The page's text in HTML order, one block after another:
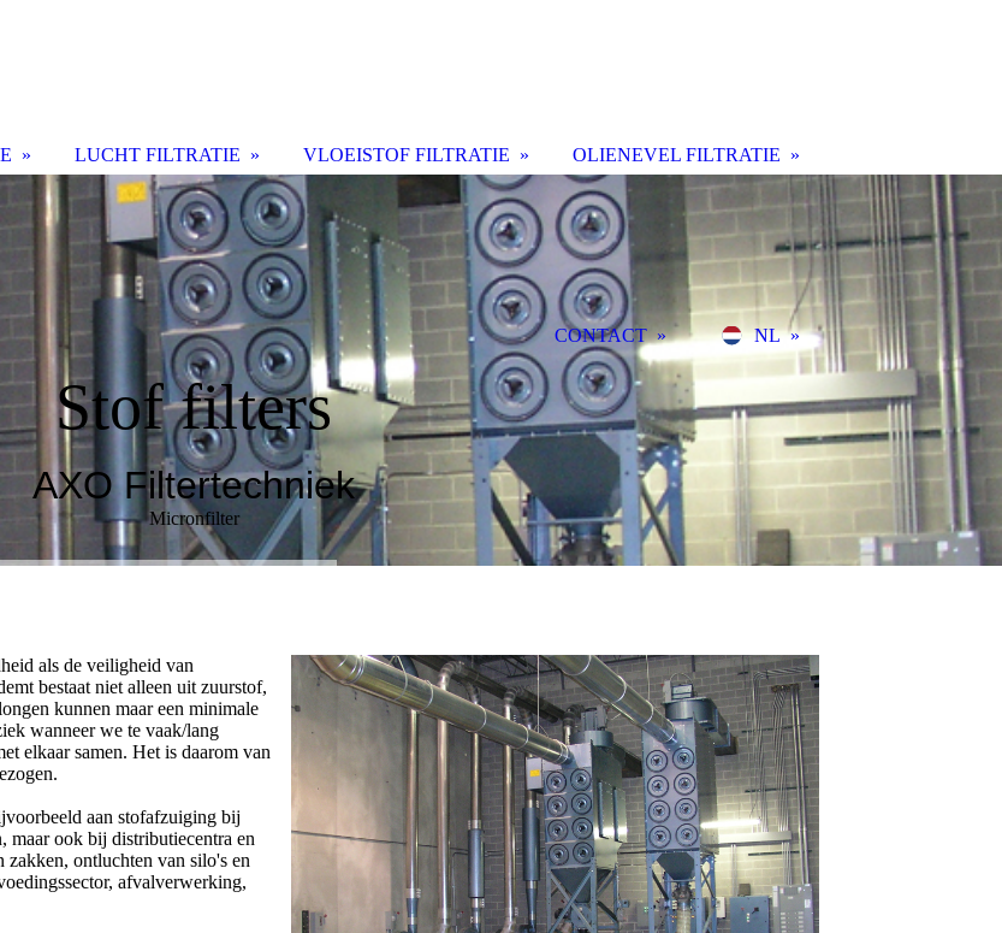
Stof filters
AXO Filtertechniek
Micronfilter
als de veiligheid van
bestaat niet alleen uit zuurstof,
kunnen maar een minimale
wanneer we te vaak/lang
elkaar samen. Het is daarom van
aan stofafzuiging bij
maar ook bij distributiecentra en
zakken, ontluchten van silo's en
afvalverwerking,
LUCHT FILTRATIE VLOEISTOF FILTRATIE OLIENEVEL FILTRATIE
CONTACT NL